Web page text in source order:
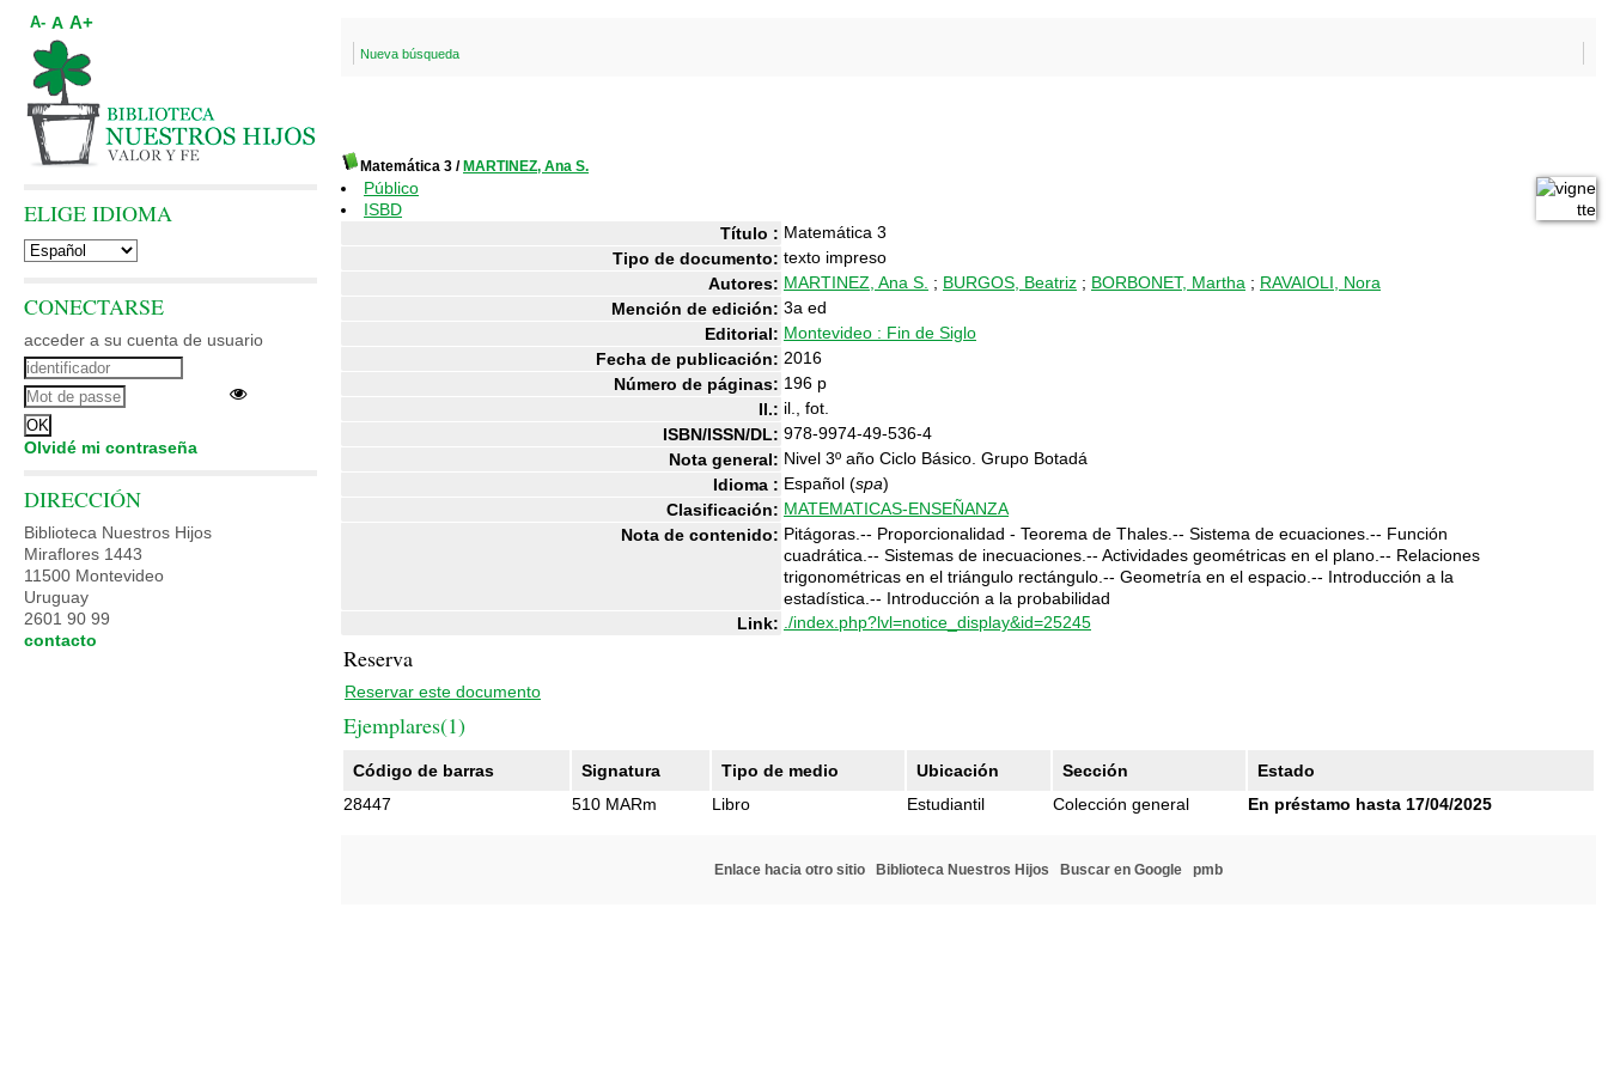
Nueva búsqueda
Matemática 3 / MARTINEZ, Ana S.
Público
ISBD
Título : Matemática 3
Tipo de documento: texto impreso
Autores: MARTINEZ, Ana S. ; BURGOS, Beatriz ; BORBONET, Martha ; RAVAIOLI, Nora
Mención de edición: 3a ed
Editorial: Montevideo : Fin de Siglo
Fecha de publicación: 2016
Número de páginas: 196 p
Il.: il., fot.
ISBN/ISSN/DL: 978-9974-49-536-4
Nota general: Nivel 3º año Ciclo Básico. Grupo Botadá
Idioma : Español (spa)
Clasificación: MATEMATICAS-ENSEÑANZA
Nota de contenido: Pitágoras.-- Proporcionalidad - Teorema de Thales.-- Sistema de ecuaciones.-- Función
cuadrática.-- Sistemas de inecuaciones.-- Actividades geométricas en el plano.-- Relaciones
trigonométricas en el triángulo rectángulo.-- Geometría en el espacio.-- Introducción a la
estadística.-- Introducción a la probabilidad
Link: ./index.php?lvl=notice_display&id=25245
Reserva
Reservar este documento
Ejemplares(1)
Código de barras Signatura Tipo de medio Ubicación Sección
Estado
28447
510 MARm Libro Estudiantil Colección general En préstamo hasta 17/04/2025
Enlace hacia otro sitio Biblioteca Nuestros Hijos Buscar en Google pmb
A- A A+
ELIGE IDIOMA
CONECTARSE
acceder a su cuenta de usuario
Olvidé mi contraseña
DIRECCIÓN
Biblioteca Nuestros Hijos
Miraflores 1443
11500 Montevideo
Uruguay
2601 90 99
contacto